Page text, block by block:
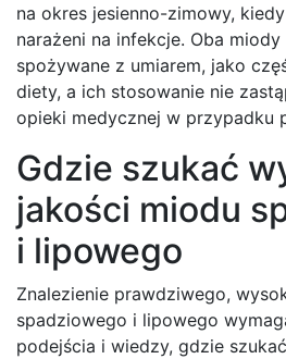
na okres jesienno-zimowy,
narażeni na infekcje. Oba
spożywane z umiarem, jako
diety, a ich stosowanie nie
opieki medycznej w przypadku
Gdzie szukać
jakości miodu
i lipowego
Znalezienie prawdziwego,
spadziowego i lipowego
podejścia i wiedzy, gdzie